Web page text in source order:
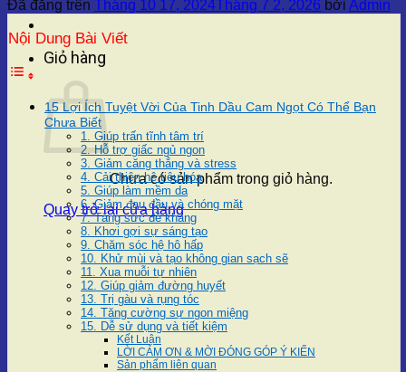
Giỏ hàng
Chưa có sản phẩm trong giỏ hàng.
Quay trở lại cửa hàng
Đã đăng trên Tháng 10 17, 2024Tháng 7 2, 2026 bởi Admin
Nội Dung Bài Viết
15 Lợi Ích Tuyệt Vời Của Tinh Dầu Cam Ngọt Có Thể Bạn
Chưa Biết
1. Giúp trấn tĩnh tâm trí
2. Hỗ trợ giấc ngủ ngon
3. Giảm căng thẳng và stress
4. Cải thiện hệ tiêu hóa
5. Giúp làm mềm da
6. Giảm đau đầu và chóng mặt
7. Tăng sức đề kháng
8. Khơi gợi sự sáng tạo
9. Chăm sóc hệ hô hấp
10. Khử mùi và tạo không gian sạch sẽ
11. Xua muỗi tự nhiên
12. Giúp giảm đường huyết
13. Trị gàu và rụng tóc
14. Tăng cường sự ngon miệng
15. Dễ sử dụng và tiết kiệm
Kết Luận
LỜI CẢM ƠN & MỜI ĐÓNG GÓP Ý KIẾN
Sản phẩm liên quan